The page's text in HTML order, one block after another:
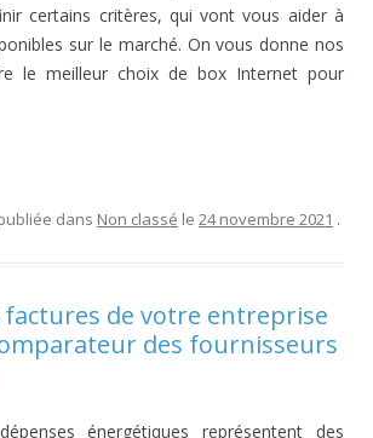
certains critères, qui vont vous aider à
sur le marché. On vous donne nos
le meilleur choix de box Internet pour
dans Non classé le 24 novembre 2021 .
factures de votre entreprise
des fournisseurs
énergétiques représentent des